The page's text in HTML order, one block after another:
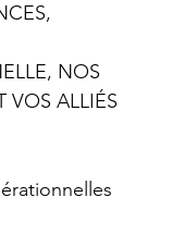
NOS
VOS ALLIÉS